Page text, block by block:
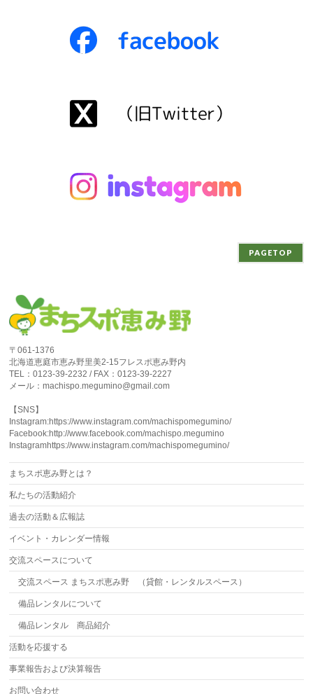
PAGETOP
〒061-1376
北海道恵庭市恵み野里美2-15フレスポ恵み野内
TEL：0123-39-2232 / FAX：0123-39-2227
メール：machispo.megumino@gmail.com
【SNS】
Instagram:https://www.instagram.com/machispomegumino/
Facebook:http://www.facebook.com/machispo.megumino
Instagramhttps://www.instagram.com/machispomegumino/
まちスポ恵み野とは？
私たちの活動紹介
過去の活動＆広報誌
イベント・カレンダー情報
交流スペースについて
交流スペース まちスポ恵み野 （貸館・レンタルスペース）
備品レンタルについて
備品レンタル 商品紹介
活動を応援する
事業報告および決算報告
お問い合わせ